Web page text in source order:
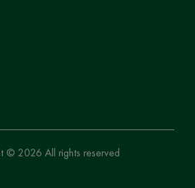
© 2026 All rights reserved